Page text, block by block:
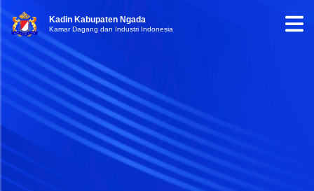
Kadin Kabupaten Ngada
Kamar Dagang dan Industri Indonesia